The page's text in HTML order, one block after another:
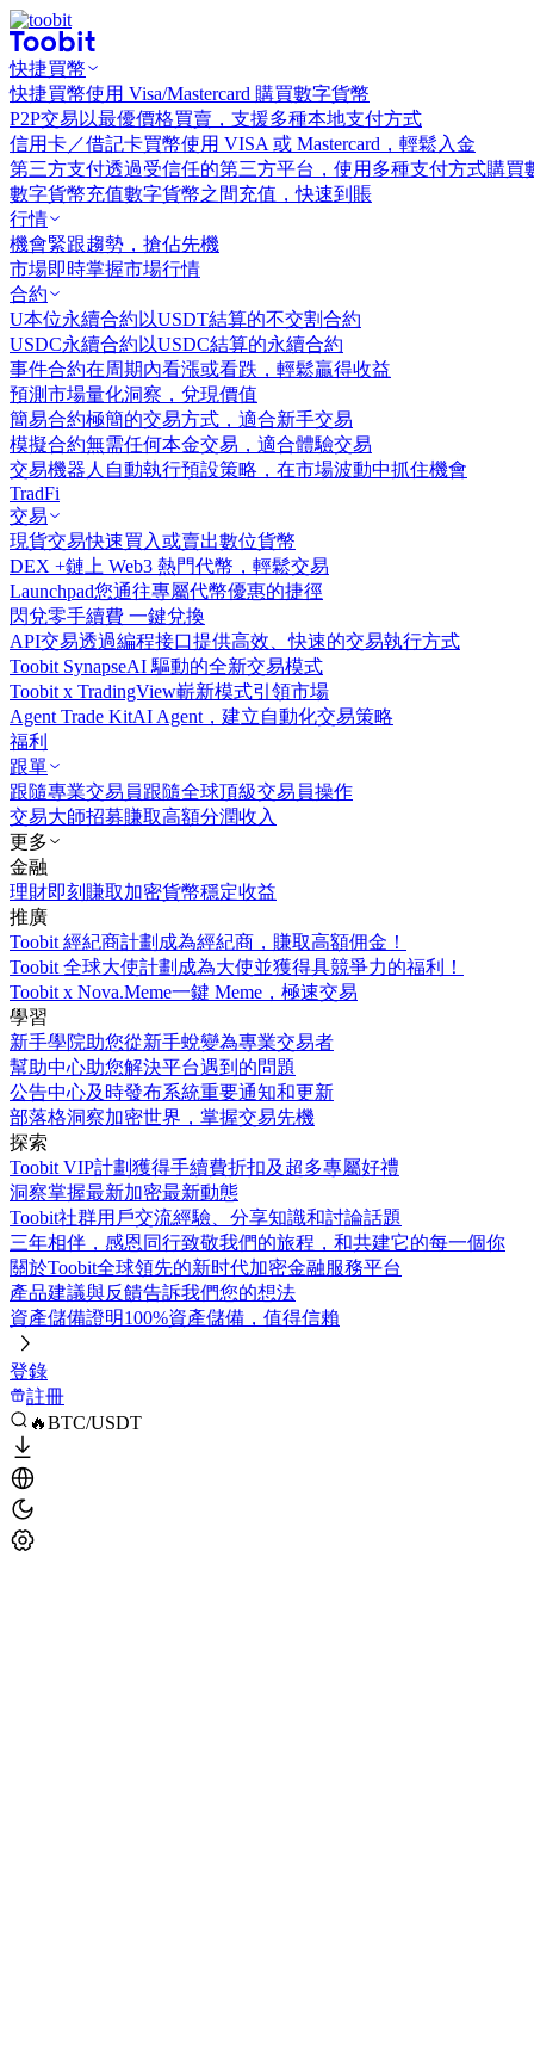
快捷買幣
快捷買幣使用 Visa/Mastercard 購買數字貨幣
P2P交易 以最優價格買賣，支援多種本地支付方式
信用卡／借記卡買幣使用 VISA 或 Mastercard，輕鬆入金
第三方支付透過受信任的第三方平台，使用多種支付方式購買
數字貨幣充值數字貨幣之間充值，快速到賬
行情
機會緊跟趨勢，搶佔先機
市場即時掌握市場行情
合約
U本位永續合約 以USDT結算的不交割合約
USDC永續合約 以USDC結算的永續合約
事件合約在周期內看漲或看跌，輕鬆贏得收益
預測市場量化洞察，兌現價值
簡易合約極簡的交易方式，適合新手交易
模擬合約無需任何本金交易，適合體驗交易
交易機器人 自動執行預設策略，在市場波動中抓住機會
TradFi
交易
現貨交易快速買入或賣出數位貨幣
DEX +鏈上 Web3 熱門代幣，輕鬆交易
Launchpad您通往專屬代幣優惠的捷徑
閃兌零手續費 一鍵兌換
API交易透過編程接口提供高效、快速的交易執行方式
Toobit SynapseAI 驅動的全新交易模式
Toobit x TradingView嶄新模式引領市場
Agent Trade KitAI Agent，建立自動化交易策略
福利
跟單
跟隨專業交易員跟隨全球頂級交易員操作
交易大師招募賺取高額分潤收入
更多
金融
理財即刻賺取加密貨幣穩定收益
推廣
Toobit 經紀商計劃 成為經紀商，賺取高額佣金！
Toobit 全球大使計劃 成為大使並獲得具競爭力的福利！
Toobit x Nova.Meme一鍵 Meme，極速交易
學習
新手學院助您從新手蛻變為專業交易者
幫助中心助您解決平台遇到的問題
公告中心及時發布系統重要通知和更新
部落格洞察加密世界，掌握交易先機
探索
Toobit VIP計劃獲得手續費折扣及超多專屬好禮
洞察掌握最新加密最新動態
Toobit社群用戶交流經驗、分享知識和討論話題
三年相伴，感恩同行致敬我們的旅程，和共建它的每一個你
關於Toobit全球領先的新时代加密金融服務平台
產品建議與反饋告訴我們您的想法
資產儲備證明100%資產儲備，值得信賴
登錄
註冊
🔥BTC/USDT